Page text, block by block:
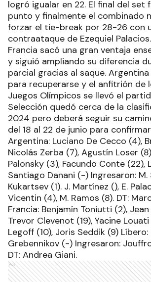
logró igualar en 22. El final del set
punto y finalmente el combinado
forzar el tie-break por 28-26 con
contraataque de Ezequiel
Francia sacó una gran ventaja
y siguió ampliando su diferencia
parcial gracias al saque.
para recuperarse y el anfitrión de
Juegos Olímpicos se llevó el
Selección quedó cerca de la
2024 pero deberá seguir su
del 18 al 22 de junio para
Argentina: Luciano De Cecco (4),
Nicolás Zerba (7), Agustín Loser
Palonsky (3), Facundo Conte (22),
Santiago Danani (-) Ingresaron: M.
Kukartsev (1). J. Martínez (), E.
Vicentin (4), M. Ramos (8). DT:
Francia: Benjamín Toniutti (2), Jean
Trevor Clevenot (19), Yacine Louati
Legoff (10), Joris Seddik (9) Líbero:
Grebennikov (-) Ingresaron:
DT: Andrea Giani.
Ads